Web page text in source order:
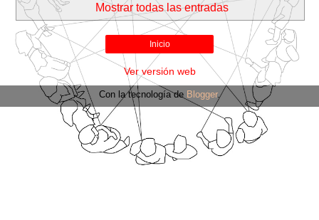
Mostrar todas las entradas
Inicio
Ver versión web
Con la tecnología de Blogger.